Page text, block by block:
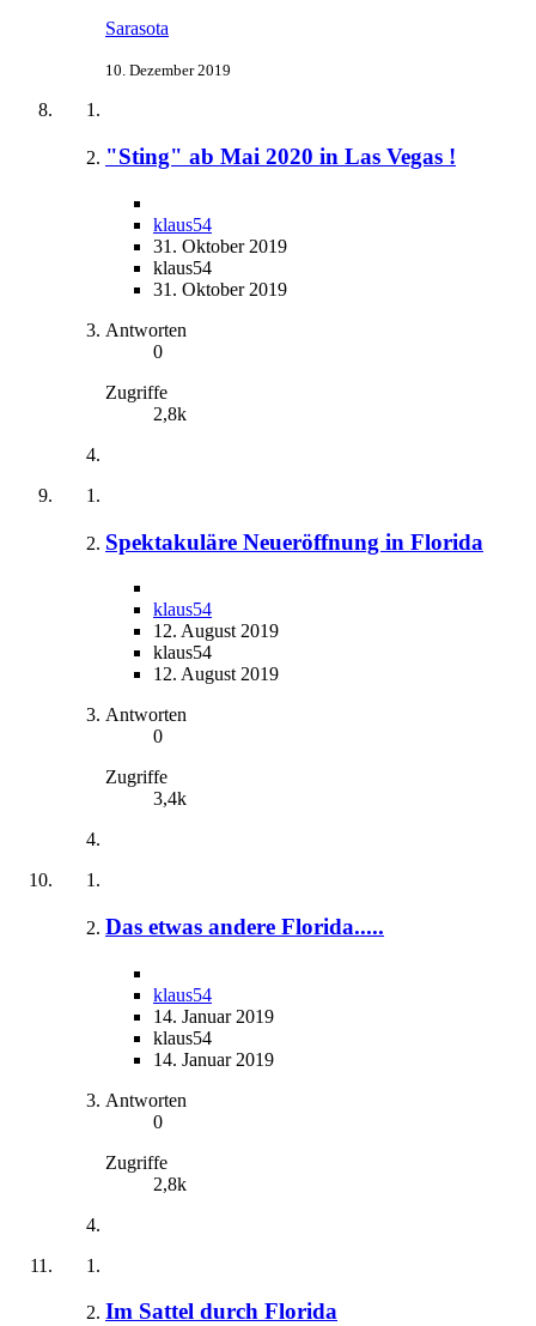
Sarasota
10. Dezember 2019
"Sting" ab Mai 2020 in Las Vegas !
klaus54
31. Oktober 2019
klaus54
31. Oktober 2019
Antworten
0
Zugriffe
2,8k
Spektakuläre Neueröffnung in Florida
klaus54
12. August 2019
klaus54
12. August 2019
Antworten
0
Zugriffe
3,4k
Das etwas andere Florida.....
klaus54
14. Januar 2019
klaus54
14. Januar 2019
Antworten
0
Zugriffe
2,8k
Im Sattel durch Florida